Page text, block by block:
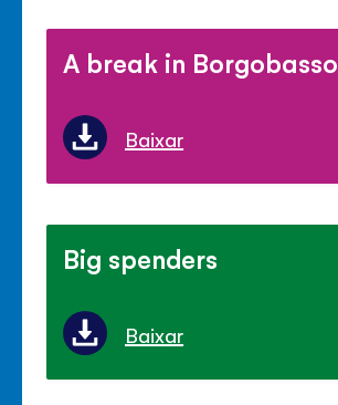
A break in Borgobasso
Baixar
Big spenders
Baixar